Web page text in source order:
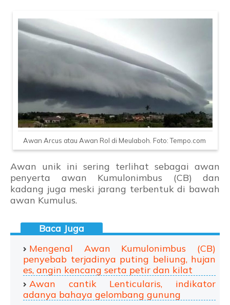
Awan Arcus atau Awan Rol di Meulaboh. Foto: Tempo.com
Awan unik ini sering terlihat sebagai awan
penyerta awan Kumulonimbus (CB) dan
kadang juga meski jarang terbentuk di bawah
awan Kumulus.
Mengenal Awan Kumulonimbus (CB)
penyebab terjadinya puting beliung, hujan
es, angin kencang serta petir dan kilat
Awan cantik Lenticularis, indikator
adanya bahaya gelombang gunung